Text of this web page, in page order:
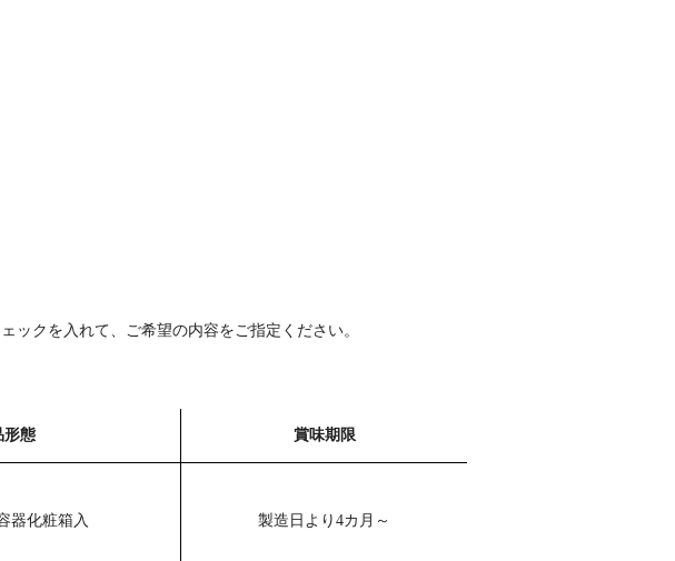
クを入れて、ご希望の内容をご指定ください。
形態 賞味期限
器化粧箱入 製造日より4カ月～